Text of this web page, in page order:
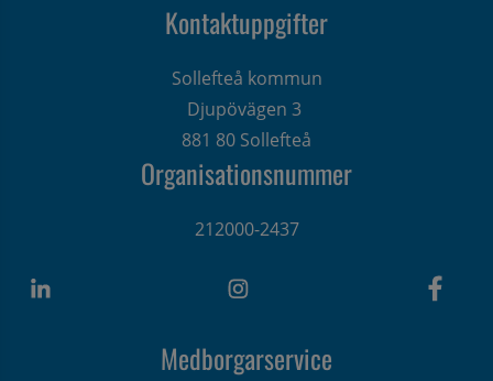
Kontaktuppgifter
Sollefteå kommun
Djupövägen 3
881 80 Sollefteå
Organisationsnummer
212000-2437
Medborgarservice